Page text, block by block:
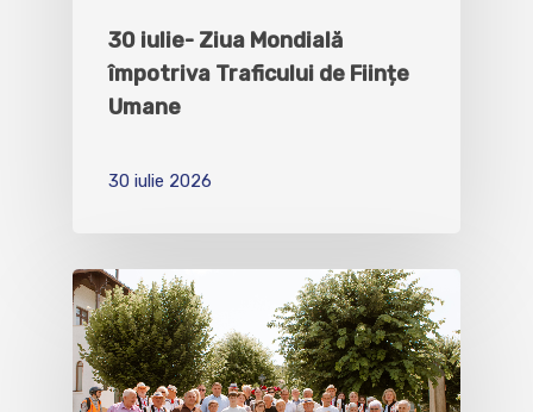
30 iulie- Ziua Mondială
împotriva Traficului de Ființe
Umane
30 iulie 2026